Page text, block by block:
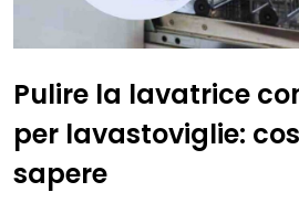
Pulire la lavatrice
per lavastoviglie:
sapere